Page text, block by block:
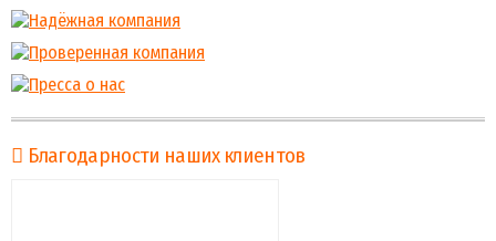
Благодарности наших клиентов